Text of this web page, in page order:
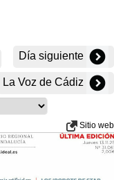
Día siguiente
La Voz de Cádiz
Sitio web